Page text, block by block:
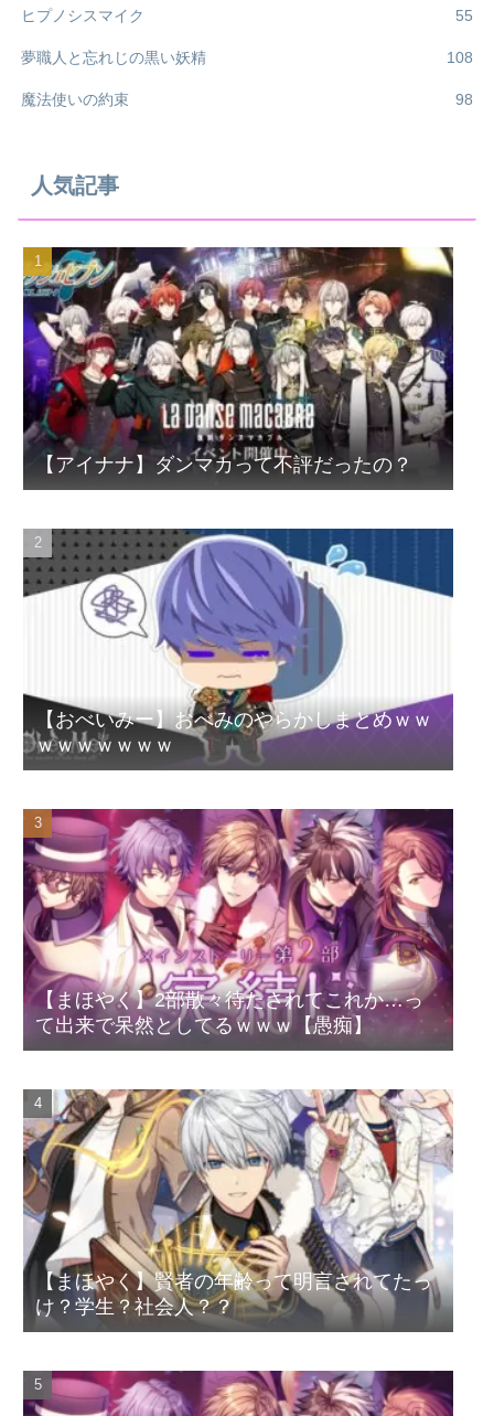
ヒプノシスマイク 55
夢職人と忘れじの黒い妖精 108
魔法使いの約束 98
人気記事
【アイナナ】ダンマカって不評だったの？
【おべいみー】おべみのやらかしまとめｗｗ
ｗｗｗｗｗｗｗ
【まほやく】2部散々待たされてこれか…っ
て出来で呆然としてるｗｗｗ【愚痴】
【まほやく】賢者の年齢って明言されてたっ
け？学生？社会人？？